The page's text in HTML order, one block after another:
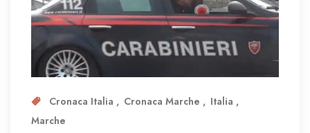
Cronaca Italia Cronaca Marche
Italia
Marche